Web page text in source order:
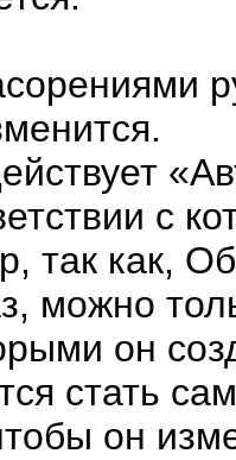
с
так как,
можно
он
стать
он